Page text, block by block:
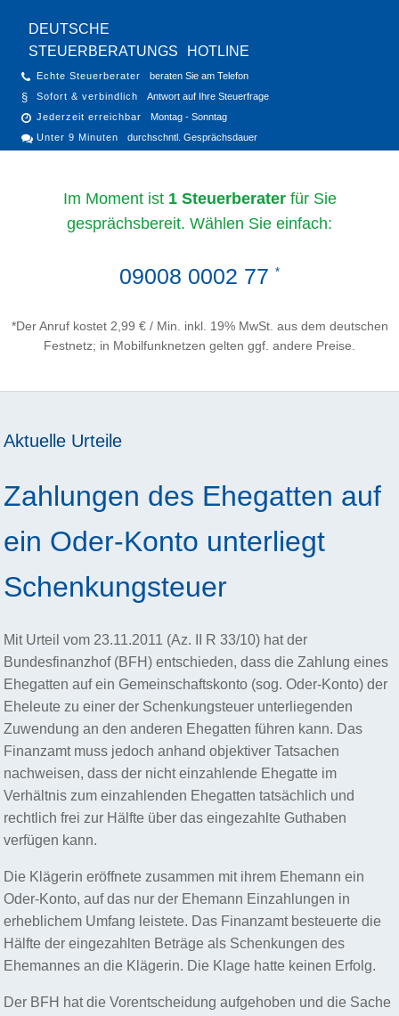
DEUTSCHE
STEUERBERATUNGS
HOTLINE
Echte Steuerberater
beraten Sie am Telefon
Sofort & verbindlich
Antwort auf Ihre Steuerfrage
Jederzeit erreichbar
Montag - Sonntag
Unter 9 Minuten
durchschntl. Gesprächsdauer
Im Moment ist 1 Steuerberaterfür Sie
gesprächsbereit. Wählen Sie einfach:
09008 0002 77 *
*Der Anruf kostet 2,99 € / Min. inkl. 19% MwSt. aus dem deutschen
Festnetz; in Mobilfunknetzen gelten ggf. andere Preise.
Aktuelle Urteile
Zahlungen des Ehegatten auf
ein Oder-Konto unterliegt
Schenkungsteuer
Mit Urteil vom 23.11.2011 (Az. II R 33/10) hat der
Bundesfinanzhof (BFH) entschieden, dass die Zahlung eines
Ehegatten auf ein Gemeinschaftskonto (sog. Oder-Konto) der
Eheleute zu einer der Schenkungsteuer unterliegenden
Zuwendung an den anderen Ehegatten führen kann. Das
Finanzamt muss jedoch anhand objektiver Tatsachen
nachweisen, dass der nicht einzahlende Ehegatte im
Verhältnis zum einzahlenden Ehegatten tatsächlich und
rechtlich frei zur Hälfte über das eingezahlte Guthaben
verfügen kann.
Die Klägerin eröffnete zusammen mit ihrem Ehemann ein
Oder-Konto, auf das nur der Ehemann Einzahlungen in
erheblichem Umfang leistete. Das Finanzamt besteuerte die
Hälfte der eingezahlten Beträge als Schenkungen des
Ehemannes an die Klägerin. Die Klage hatte keinen Erfolg.
Der BFH hat die Vorentscheidung aufgehoben und die Sache